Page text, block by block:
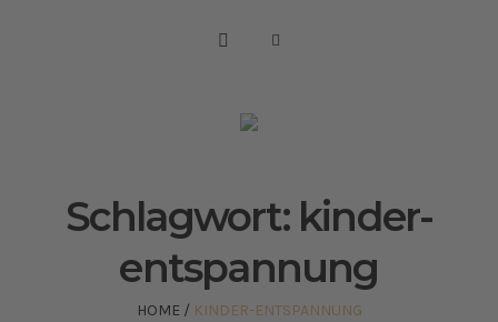
Schlagwort: kinder-
entspannung
HOME / KINDER-ENTSPANNUNG